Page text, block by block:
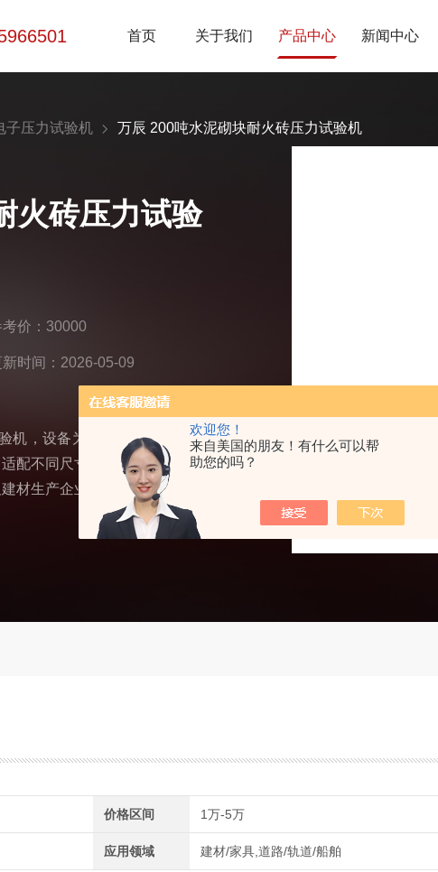
欢迎您！
来自美国的朋友！有什么可以帮
助您的吗？
首页 关于我们 产品中心 新闻中心
子压力试验机 万辰 200吨水泥砌块耐火砖压力试验机
火砖压力试验
考价：30000
新时间：2026-05-09
机，设备为微机控制电液伺服
配不同尺寸的混凝土试块、砖
材生产企业的常规力学性能检
价格区间 1万-5万
应用领域 建材/家具,道路/轨道/船舶